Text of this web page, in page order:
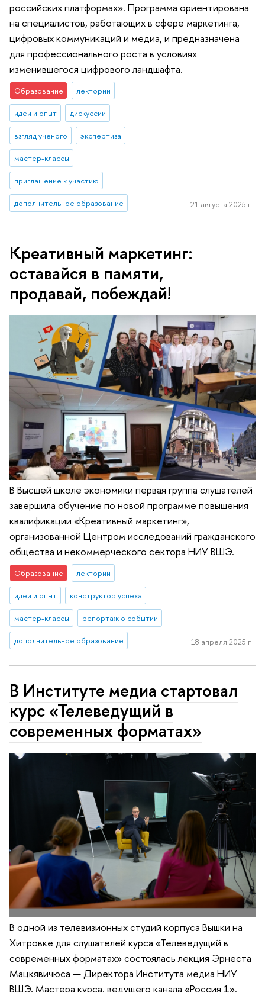
российских платформах». Программа ориентирована
на специалистов, работающих в сфере маркетинга,
цифровых коммуникаций и медиа, и предназначена
для профессионального роста в условиях
изменившегося цифрового ландшафта.
Образование лектории
идеи и опыт дискуссии
взгляд ученого экспертиза
мастер-классы
приглашение к участию
дополнительное образование 21 августа 2025 г.
Креативный маркетинг:
оставайся в памяти,
продавай, побеждай!
В Высшей школе экономики первая группа слушателей
завершила обучение по новой программе повышения
квалификации «Креативный маркетинг»,
организованной Центром исследований гражданского
общества и некоммерческого сектора НИУ ВШЭ.
Образование лектории
идеи и опыт конструктор успеха
мастер-классы репортаж о событии
дополнительное образование 18 апреля 2025 г.
В Институте медиа стартовал
курс «Телеведущий в
современных форматах»
В одной из телевизионных студий корпуса Вышки на
Хитровке для слушателей курса «Телеведущий в
современных форматах» состоялась лекция Эрнеста
Мацкявичюса — Директора Института медиа НИУ
ВШЭ, Мастера курса, ведущего канала «Россия 1».